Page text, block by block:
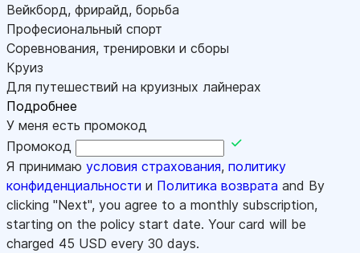
Вейкборд, фрирайд, борьба
Професиональный спорт
Соревнования, тренировки и сборы
Круиз
Для путешествий на круизных лайнерах
Подробнее
У меня есть промокод
Промокод
Я принимаю условия страхования, политику
конфиденциальности и Политика возврата and By
clicking "Next", you agree to a monthly subscription,
starting on the policy start date. Your card will be
charged 45 USD every 30 days.